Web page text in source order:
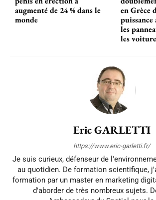
augmenté de 24 % dans le
monde
en Grèce
puissance
les
les
Eric GARLETTI
https://www.eric-garletti.fr/
Je suis curieux, défenseur de
au quotidien. De formation scientifique,
formation par un master en marketing
d'aborder de très nombreux sujets.